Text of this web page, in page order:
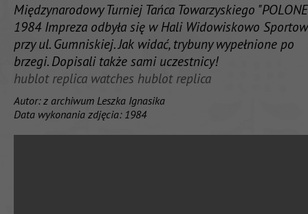
Międzynarodowy Turniej Tańca Towarzyskiego
1984 Impreza odbyła się w Hali Widowiskowo
przy ul. Gumniskiej. Jak widać, trybuny wypełnione po
brzegi. Dopisali także sami uczestnicy!
hublot replica watches hublot replica
Autor: z archiwum Leszka Ignasika
Data wykonania zdjęcia: 1984